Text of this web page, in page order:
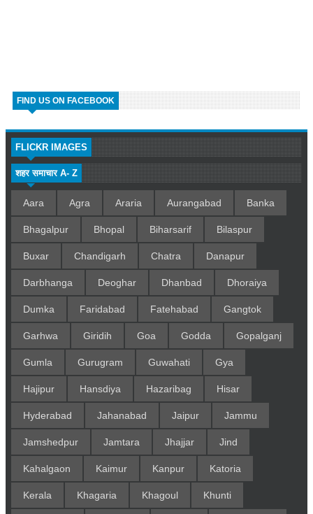
FIND US ON FACEBOOK
FLICKR IMAGES
शहर समाचार A- Z
Aara Agra Araria Aurangabad Banka
Bhagalpur Bhopal Biharsarif Bilaspur
Buxar Chandigarh Chatra Danapur
Darbhanga Deoghar Dhanbad Dhoraiya
Dumka Faridabad Fatehabad Gangtok
Garhwa Giridih Goa Godda Gopalganj
Gumla Gurugram Guwahati Gya
Hajipur Hansdiya Hazaribag Hisar
Hyderabad Jahanabad Jaipur Jammu
Jamshedpur Jamtara Jhajjar Jind
Kahalgaon Kaimur Kanpur Katoria
Kerala Khagaria Khagoul Khunti